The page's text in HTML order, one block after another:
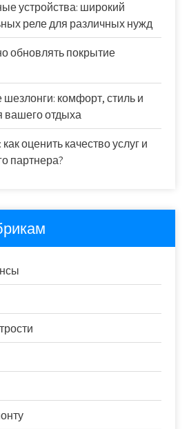
устройства: широкий
реле для различных нужд
обновлять покрытие
комфорт, стиль и
вашего отдыха
оценить качество услуг и
партнера?